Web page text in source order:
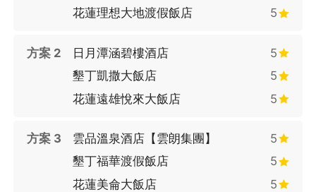
◆【日月潭】古稱「水沙連」，周邊八條自然步道，漫步悠遊步道
中，享受徐徐吹來、令人心曠神怡的湖風；更可於步道沿途觀賞野
◆【海灣墾丁】國境之南的墾丁，由太平洋、台灣海峽和巴士海峽
暖的氣溫和蔚藍的海岸，符合了國外對渡假島嶼的所有條件。
◆【後山花蓮】花蓮又被稱為台灣的『後山』，富有美麗的自然景
海洋生物博物館
：墾丁熱門景點海生館，拜訪國王企鵝、紳士企鵝與小白鯨共舞。
◆網頁行程為固定套裝行程，若您有部分客製化的需求，建議訂購
花蓮理想大地渡假飯店
5
方案 2 日月潭涵碧樓酒店
5
墾丁凱撒大飯店
5
花蓮遠雄悅來大飯店
5
方案 3 雲品溫泉酒店【雲朗集團】
5
墾丁福華渡假飯店
5
花蓮美侖大飯店
5